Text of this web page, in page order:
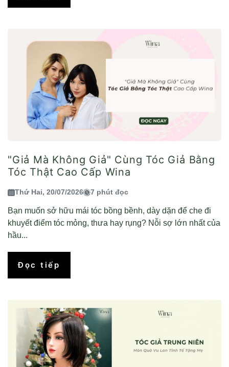
"Giả Mà Không Giả" Cùng Tóc Giả Bằng
Tóc Thật Cao Cấp Wina
Thứ Hai, 20/07/2026 7 phút đọc
Bạn muốn sở hữu mái tóc bồng bềnh, dày dặn để che đi
khuyết điểm tóc mỏng, thưa hay rụng? Nỗi sợ lớn nhất của
hầu...
Đọc tiếp